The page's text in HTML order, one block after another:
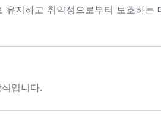
지하고 취약성으로부터 보호하는
입니다.